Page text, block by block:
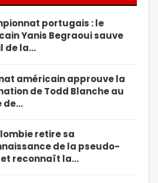
portugais : le
Yanis Begraoui sauve
de la…
américain approuve la
de Todd Blanche au
de…
retire sa
de la pseudo-
et reconnaît la…